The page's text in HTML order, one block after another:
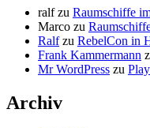
ralfzu Raumschiffe
Marco zu
Ralfzu RebelCon in
Frank Kammermann
Mr WordPress zu
Archiv